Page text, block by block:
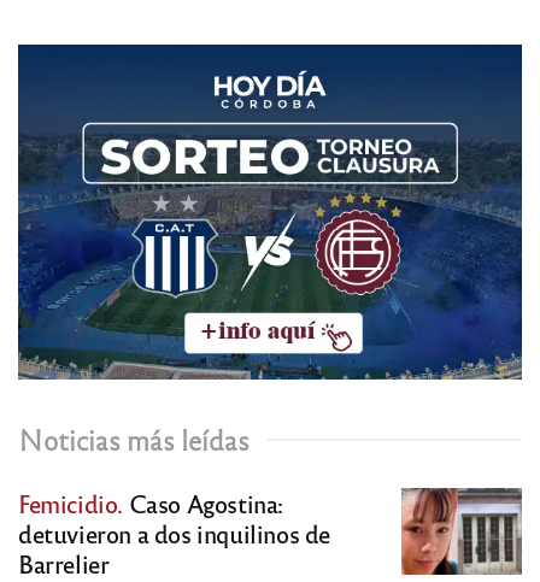
Noticias más leídas
Femicidio. Caso Agostina:
detuvieron a dos inquilinos de
Barrelier